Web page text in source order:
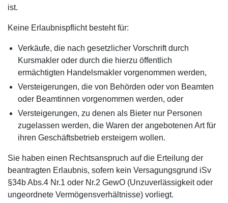
ist.
Keine Erlaubnispflicht besteht für:
Verkäufe, die nach gesetzlicher Vorschrift durch
Kursmakler oder durch die hierzu öffentlich
ermächtigten Handelsmakler vorgenommen werden,
Versteigerungen, die von Behörden oder von Beamten
oder Beamtinnen vorgenommen werden, oder
Versteigerungen, zu denen als Bieter nur Personen
zugelassen werden, die Waren der angebotenen Art für
ihren Geschäftsbetrieb ersteigern wollen.
Sie haben einen Rechtsanspruch auf die Erteilung der
beantragten Erlaubnis, sofern kein Versagungsgrund iSv
§34b Abs.4 Nr.1 oder Nr.2 GewO (Unzuverlässigkeit oder
ungeordnete Vermögensverhältnisse) vorliegt.